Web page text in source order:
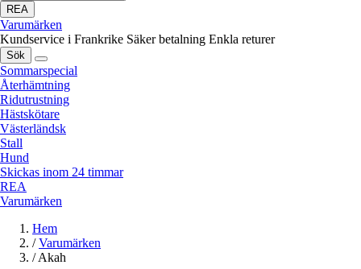
REA
Varumärken
Kundservice i Frankrike Säker betalning Enkla returer
Sök
Sommarspecial
Återhämtning
Ridutrustning
Hästskötare
Västerländsk
Stall
Hund
Skickas inom 24 timmar
REA
Varumärken
Hem
/ Varumärken
/ Akah